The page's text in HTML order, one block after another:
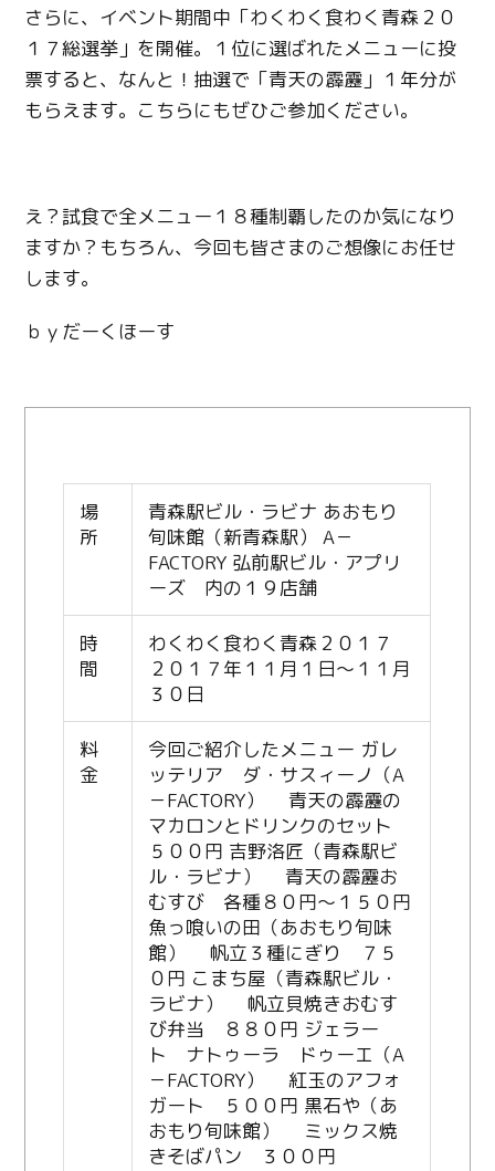
さらに、イベント期間中「わくわく食わく青森２０
１７総選挙」を開催。１位に選ばれたメニューに投
票すると、なんと！抽選で「青天の霹靂」１年分が
もらえます。こちらにもぜひご参加ください。
え？試食で全メニュー１８種制覇したのか気になり
ますか？もちろん、今回も皆さまのご想像にお任せ
します。
ｂｙだーくほーす
場
所
青森駅ビル・ラビナ あおもり
旬味館（新青森駅） A－
FACTORY 弘前駅ビル・アプリ
ーズ 内の１９店舗
時
間
わくわく食わく青森２０１７
２０１７年１１月１日～１１月
３０日
料
金
今回ご紹介したメニュー ガレ
ッテリア ダ・サスィーノ（A
－FACTORY） 青天の霹靂の
マカロンとドリンクのセット
５００円 吉野洛匠（青森駅ビ
ル・ラビナ） 青天の霹靂お
むすび 各種８０円～１５０円
魚っ喰いの田（あおもり旬味
館） 帆立３種にぎり ７５
０円 こまち屋（青森駅ビル・
ラビナ） 帆立貝焼きおむす
び弁当 ８８０円 ジェラー
ト ナトゥーラ ドゥーエ（A
－FACTORY） 紅玉のアフォ
ガート ５００円 黒石や（あ
おもり旬味館） ミックス焼
きそばパン ３００円